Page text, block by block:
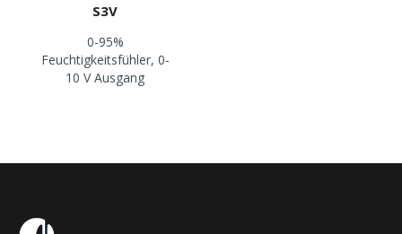
S3V
0-95%
Feuchtigkeitsfühler, 0-
10 V Ausgang